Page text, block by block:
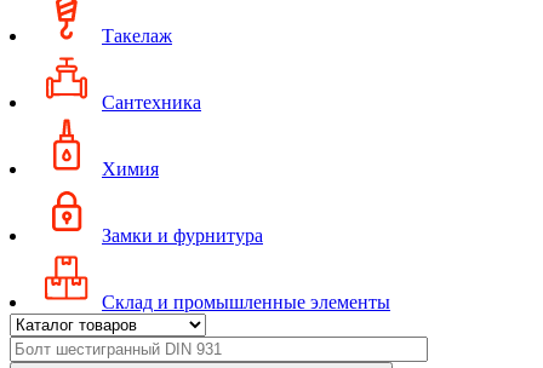
Такелаж
Сантехника
Химия
Замки и фурнитура
Склад и промышленные элементы